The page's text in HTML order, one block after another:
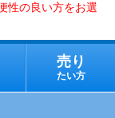
性の良い方をお選
売り
たい方